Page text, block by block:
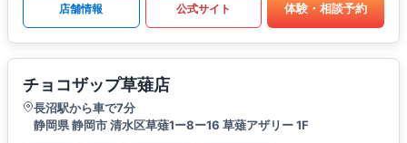
店舗情報 公式サイト 体験・相談予約
チョコザップ草薙店
長沼駅から車で7分
静岡県 静岡市 清水区草薙1ー8ー16 草薙アザリー 1F